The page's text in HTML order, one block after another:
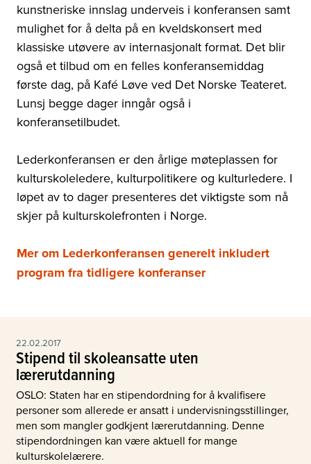
kunstneriske innslag underveis i konferansen samt
mulighet for å delta på en kveldskonsert med
klassiske utøvere av internasjonalt format. Det blir
også et tilbud om en felles konferansemiddag
første dag, på Kafé Løve ved Det Norske Teateret.
Lunsj begge dager inngår også i
konferansetilbudet.
Lederkonferansen er den årlige møteplassen for
kulturskoleledere, kulturpolitikere og kulturledere. I
løpet av to dager presenteres det viktigste som nå
skjer på kulturskolefronten i Norge.
Mer om Lederkonferansen generelt inkludert
program fra tidligere konferanser
22.02.2017
Stipend til skoleansatte uten
lærerutdanning
OSLO: Staten har en stipendordning for å kvalifisere
personer som allerede er ansatt i undervisningsstillinger,
men som mangler godkjent lærerutdanning. Denne
stipendordningen kan være aktuell for mange
kulturskolelærere.